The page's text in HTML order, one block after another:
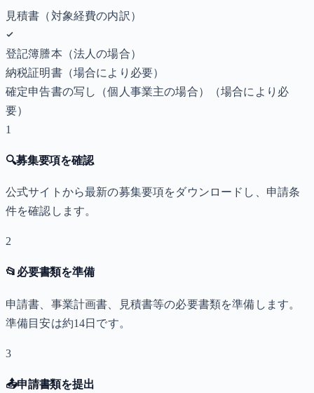
見積書（対象経費の内訳）
登記簿謄本（法人の場合）
納税証明書（場合により必要）
確定申告書の写し（個人事業主の場合）
（場合により必
要）
1
🔍募集要項を確認
公式サイトから最新の募集要項をダウンロードし、申請条
件を確認します。
2
📂 必要書類を準備
申請書、事業計画書、見積書等の必要書類を準備します。
準備目安は約14日です。
3
📤申請書類を提出